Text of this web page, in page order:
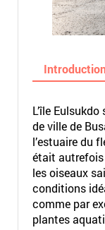
L’île
de ville de
l’estuaire du
était
les oiseaux
conditions
comme par
plantes